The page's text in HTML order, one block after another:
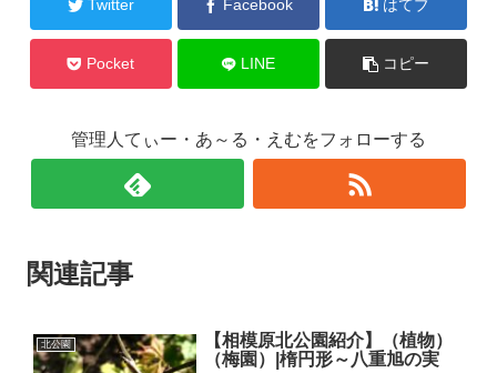
Twitter Facebook はてブ
Pocket LINE コピー
管理人てぃー・あ～る・えむをフォローする
関連記事
北公園
【相模原北公園紹介】（植物）
（梅園）|楕円形～八重旭の実